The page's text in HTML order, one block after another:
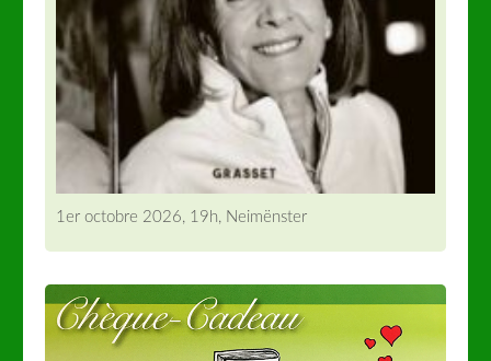
1er octobre 2026, 19h, Neimënster